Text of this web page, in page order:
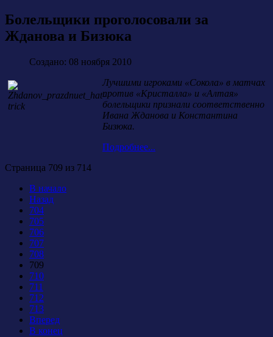
Болельщики проголосовали за
Жданова и Бизюка
Создано: 08 ноября 2010
Лучшими игроками «Сокола» в матчах
против «Кристалла» и «Алтая»
болельщики признали соответственно
Ивана Жданова и Константина
Бизюка.
Подробнее...
Страница 709 из 714
В начало
Назад
704
705
706
707
708
709
710
711
712
713
Вперед
В конец